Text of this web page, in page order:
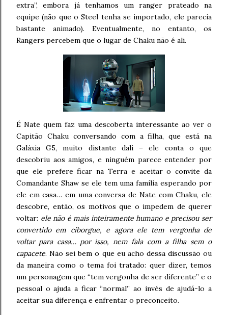
extra”, embora já tenhamos um ranger prateado na
equipe (não que o Steel tenha se importado, ele parecia
bastante animado). Eventualmente, no entanto, os
Rangers percebem que o lugar de Chaku não é ali.
É Nate quem faz uma descoberta interessante ao ver o
Capitão Chaku conversando com a filha, que está na
Galáxia G5, muito distante dali – ele conta o que
descobriu aos amigos, e ninguém parece entender por
que ele prefere ficar na Terra e aceitar o convite da
Comandante Shaw se ele tem uma família esperando por
ele em casa… em uma conversa de Nate com Chaku, ele
descobre, então, os motivos que o impedem de querer
voltar: ele não é mais inteiramente humano e precisou ser
convertido em ciborgue, e agora ele tem vergonha de
voltar para casa… por isso, nem fala com a filha sem o
capacete. Não sei bem o que eu acho dessa discussão ou
da maneira como o tema foi tratado: quer dizer, temos
um personagem que “tem vergonha de ser diferente” e o
pessoal o ajuda a ficar “normal” ao invés de ajudá-lo a
aceitar sua diferença e enfrentar o preconceito.